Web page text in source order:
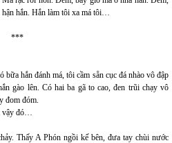
hắn. Hắn làm tôi xa má tôi…
***
hắn đánh má, tôi cầm sẵn cục đá nhào vô đập
gào lên. Có hai ba gã to cao, đen trũi chạy vô
đom đóm.
vậy đó…
Thấy A Phón ngồi kế bên, đưa tay chùi nước